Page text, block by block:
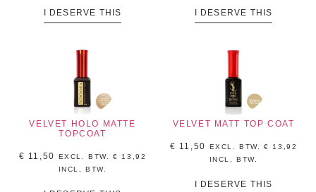
I DESERVE THIS I DESERVE THIS
VELVET HOLO MATTE
TOPCOAT
€ 11,50 EXCL. BTW.€
13,92
INCL, BTW.
VELVET MATT TOP COAT
€ 11,50 EXCL. BTW.€
13,92
INCL, BTW.
I DESERVE THIS